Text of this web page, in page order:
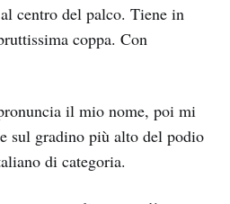
centro del palco. Tiene in
coppa. Con
il mio nome, poi mi
sul gradino più alto del podio
di categoria.